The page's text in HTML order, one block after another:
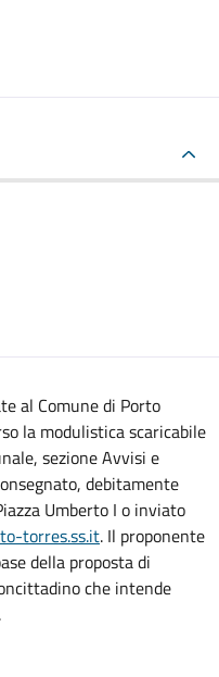
al Comune di Porto
la modulistica scaricabile
sezione Avvisi e
debitamente
Umberto I o inviato
torres.ss.it. Il proponente
della proposta di
che intende